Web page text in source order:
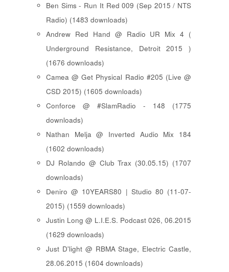
Ben Sims - Run It Red 009 (Sep 2015 / NTS
Radio) (1483 downloads)
Andrew Red Hand @ Radio UR Mix 4 (
Underground Resistance, Detroit 2015 )
(1676 downloads)
Camea @ Get Physical Radio #205 (Live @
CSD 2015) (1605 downloads)
Conforce @ #SlamRadio - 148 (1775
downloads)
Nathan Melja @ Inverted Audio Mix 184
(1602 downloads)
DJ Rolando @ Club Trax (30.05.15) (1707
downloads)
Deniro @ 10YEARS80 | Studio 80 (11-07-
2015) (1559 downloads)
Justin Long @ L.I.E.S. Podcast 026, 06.2015
(1629 downloads)
Just D'light @ RBMA Stage, Electric Castle,
28.06.2015 (1604 downloads)